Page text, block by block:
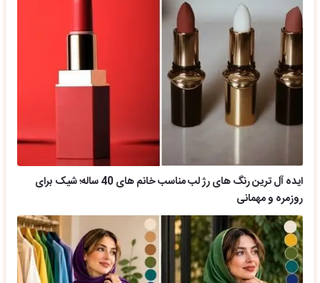
ایده آل ترین رنگ های رژ لب مناسب خانم های 40 ساله؛ شیک برای
روزمره و مهمانی